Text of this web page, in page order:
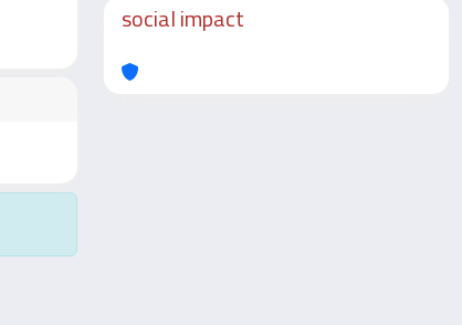
social impact